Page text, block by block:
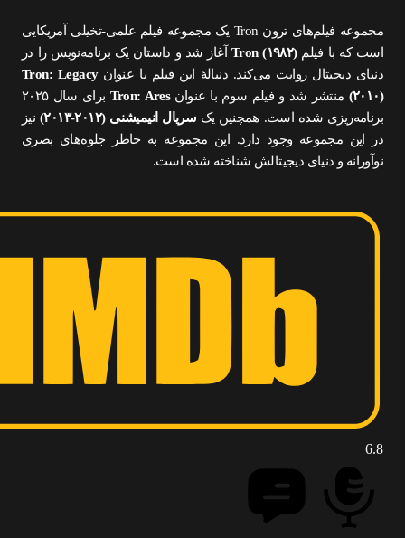
مجموعه فیلم‌های ترون
Tron یک مجموعه فیلم علمی-تخیلی آمریکایی
است که با فیلمTron (۱۹۸۲) آغاز شد و داستان یک برنامه‌نویس را در
دنیای دیجیتال روایت می‌کند. دنبالهٔ این فیلم با عنوانTron: Legacy
(۲۰۱۰) منتشر شد و فیلم سوم با عنوانTron: Ares
برای سال ۲۰۲۵
برنامه‌ریزی شده است. همچنین یک سریال انیمیشنی (۲۰۱۲-۲۰۱۳)
نیز
در این مجموعه وجود دارد. این مجموعه به خاطر جلوه‌های بصری
نوآورانه و دنیای دیجیتالش شناخته شده است.
6.8